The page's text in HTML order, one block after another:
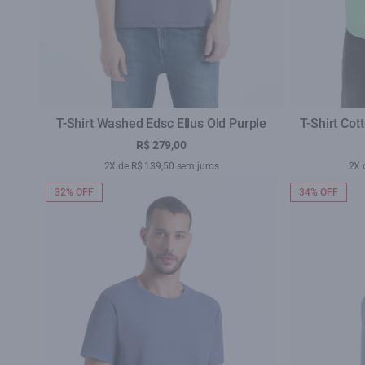
T-Shirt Washed Edsc Ellus Old Purple
R$ 279,00
2X de R$ 139,50 sem juros
T-Shirt
2X
32% OFF 34% OFF